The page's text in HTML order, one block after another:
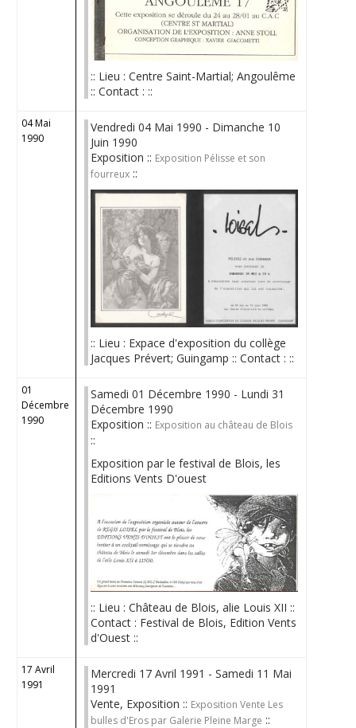
:: Lieu : Centre Saint-Martial; Angoulême
:: Contact : ::
04 Mai
1990
Vendredi 04 Mai 1990 - Dimanche 10
Juin 1990
Exposition :: Exposition Pélisse et son
fourreux ::
:: Lieu : Expace d'exposition du collège
Jacques Prévert; Guingamp :: Contact : ::
01
Décembre
1990
Samedi 01 Décembre 1990 - Lundi 31
Décembre 1990
Exposition :: Exposition au château de Blois
::
Exposition par le festival de Blois, les
Editions Vents D'ouest
:: Lieu : Château de Blois, alie Louis XII ::
Contact : Festival de Blois, Edition Vents
d'Ouest ::
17 Avril
1991
Mercredi 17 Avril 1991 - Samedi 11 Mai
1991
Vente, Exposition :: Exposition Vente Les
bulles d'Eros par Galerie Pleine Marge ::